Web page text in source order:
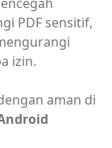
PDF sensitif,
izin.
aman di